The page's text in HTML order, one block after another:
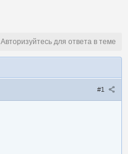
Авторизуйтесь для ответа в теме
#1